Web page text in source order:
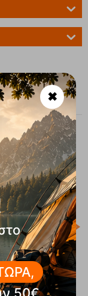
✖